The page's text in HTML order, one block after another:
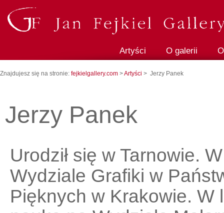
Artyści O galerii
Znajdujesz się na stronie: fejkielgallery.com >Artyści > Jerzy Panek
Jerzy Panek
Urodził się w Tarnowie.
Wydziale Grafiki w
Pięknych w Krakowie. W